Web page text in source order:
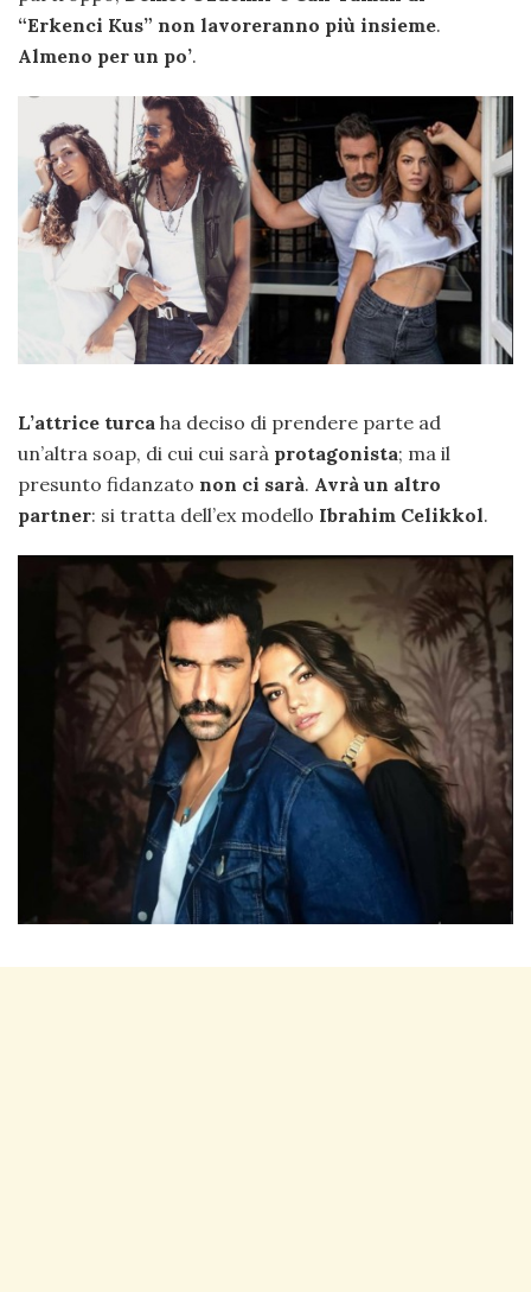
“Erkenci Kus” non lavoreranno più insieme.
Almeno per un po’.
L’attrice turca ha deciso di prendere parte ad
un’altra soap, di cui cui sarà protagonista; ma il
presunto fidanzato non ci sarà. Avrà un altro
partner: si tratta dell’ex modello Ibrahim Celikkol.